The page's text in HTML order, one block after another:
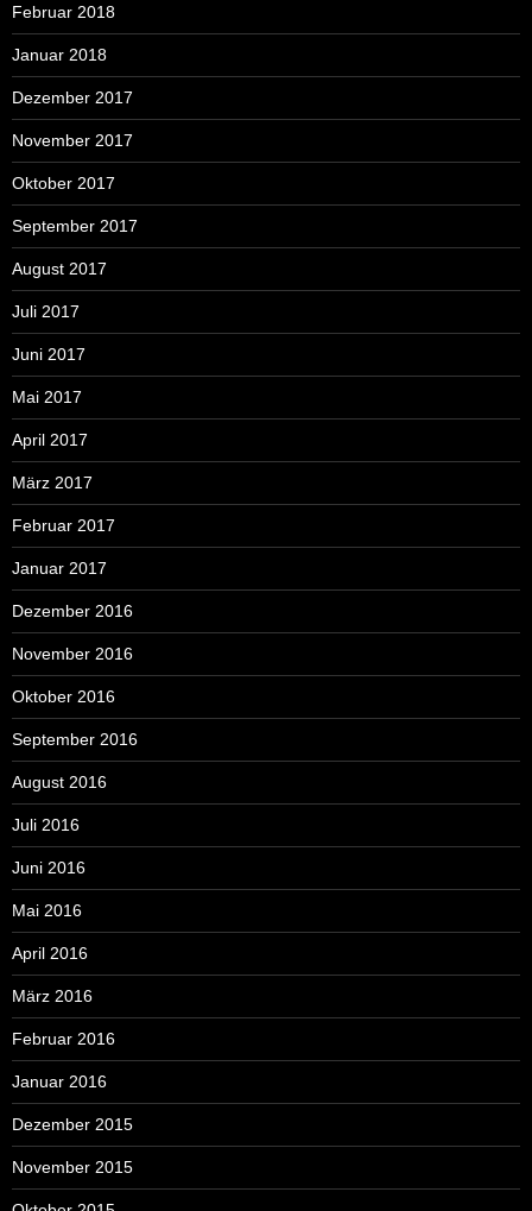
Februar 2018
Januar 2018
Dezember 2017
November 2017
Oktober 2017
September 2017
August 2017
Juli 2017
Juni 2017
Mai 2017
April 2017
März 2017
Februar 2017
Januar 2017
Dezember 2016
November 2016
Oktober 2016
September 2016
August 2016
Juli 2016
Juni 2016
Mai 2016
April 2016
März 2016
Februar 2016
Januar 2016
Dezember 2015
November 2015